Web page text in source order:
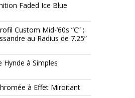
Faded Ice Blue
Custom Mid-’60s ”C” ;
au Radius de 7.25”
Hynde à Simples
à Effet Miroitant